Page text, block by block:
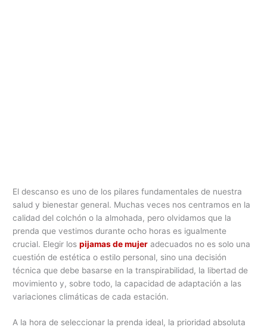
El descanso es uno de los pilares fundamentales de nuestra
salud y bienestar general. Muchas veces nos centramos en la
calidad del colchón o la almohada, pero olvidamos que la
prenda que vestimos durante ocho horas es igualmente
crucial. Elegir lospijamas de mujer adecuados no es solo una
cuestión de estética o estilo personal, sino una decisión
técnica que debe basarse en la transpirabilidad, la libertad de
movimiento y, sobre todo, la capacidad de adaptación a las
variaciones climáticas de cada estación.
A la hora de seleccionar la prenda ideal, la prioridad absoluta